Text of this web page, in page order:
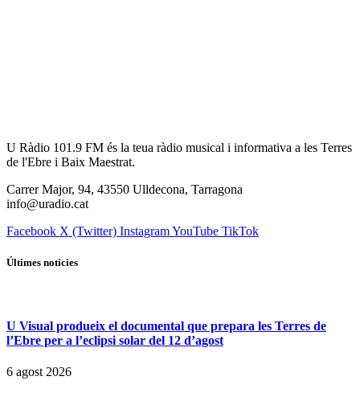
U Ràdio 101.9 FM és la teua ràdio musical i informativa a les Terres
de l'Ebre i Baix Maestrat.
Carrer Major, 94, 43550 Ulldecona, Tarragona
info@uradio.cat
Facebook X (Twitter) InstagramYouTube TikTok
Últimes notícies
U Visual produeix el documental que prepara les Terres de
l’Ebre per a l’eclipsi solar del 12 d’agost
6 agost 2026